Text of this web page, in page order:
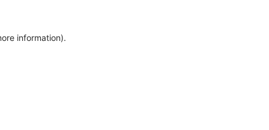
information).